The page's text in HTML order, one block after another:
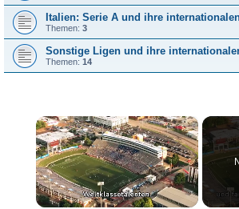
Italien: Serie A und ihre
Themen: 3
Sonstige Ligen und ihre
Themen: 14
×